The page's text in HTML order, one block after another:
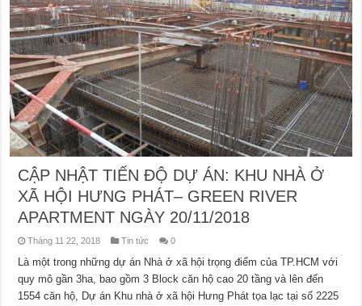
CẬP NHẬT TIẾN ĐỘ DỰ ÁN: KHU NHÀ Ở
XÃ HỘI HƯNG PHÁT– GREEN RIVER
APARTMENT NGÀY 20/11/2018
Tháng 11 22, 2018 Tin tức 0
Là một trong những dự án Nhà ở xã hội trọng điểm của TP.HCM với
quy mô gần 3ha, bao gồm 3 Block căn hộ cao 20 tầng và lên đến
1554 căn hộ, Dự án Khu nhà ở xã hội Hưng Phát tọa lạc tại số 2225